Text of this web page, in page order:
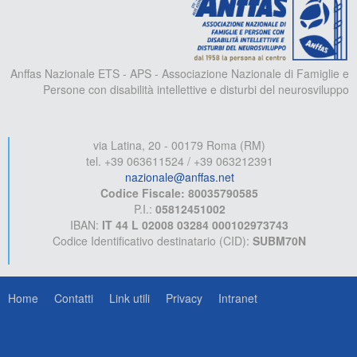
Anffas Nazionale ETS - APS - Associazione Nazionale di Famiglie e
Persone con disabilità intellettive e disturbi del neurosviluppo
via Latina, 20 - 00179 Roma (RM)
tel. +39 063611524 / +39 063212391
nazionale@anffas.net
Codice Fiscale: 80035790585
P.I.: 05812451002
IBAN: IT 44 L 02008 03284 000102973743
Codice Identificativo destinatario (CID): SUBM70N
Home Contatti Link utili Privacy Intranet